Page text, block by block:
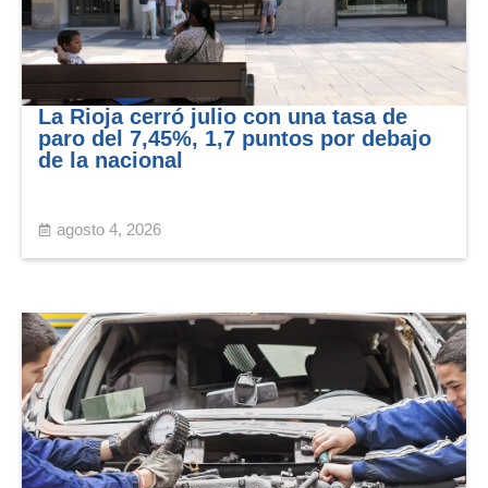
La Rioja cerró julio con una tasa de
paro del 7,45%, 1,7 puntos por debajo
de la nacional
agosto 4, 2026